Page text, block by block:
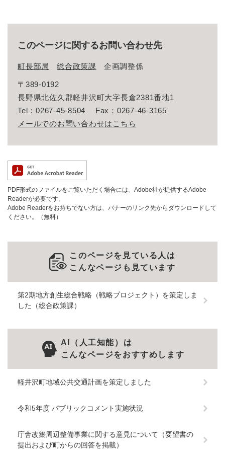
このページに関するお問い合わせ先
町長部局 総合政策課 企画調整係
〒389-0192
長野県北佐久郡軽井沢町大字長倉2381番地1
Tel：0267-45-8504
Fax：0267-46-3165
メールでのお問い合わせはこちら
PDF形式のファイルをご覧いただく場合には、Adobe社が提供するAdobe
Readerが必要です。
Adobe Readerをお持ちでない方は、バナーのリンク先からダウンロードして
ください。（無料）
このページを見ている人は
こんなページも見ています
第2期地方創生総合戦略（戦略プロジェクト）を策定しま
した（総合政策課）
AI（人工知能）は
こんなページをおすすめします
軽井沢町地域公共交通計画を策定しました
令和5年度 パブリックコメント実施状況
庁舎改築周辺整備事業に関する意見について（要望書の
提出および町からの回答を掲載）